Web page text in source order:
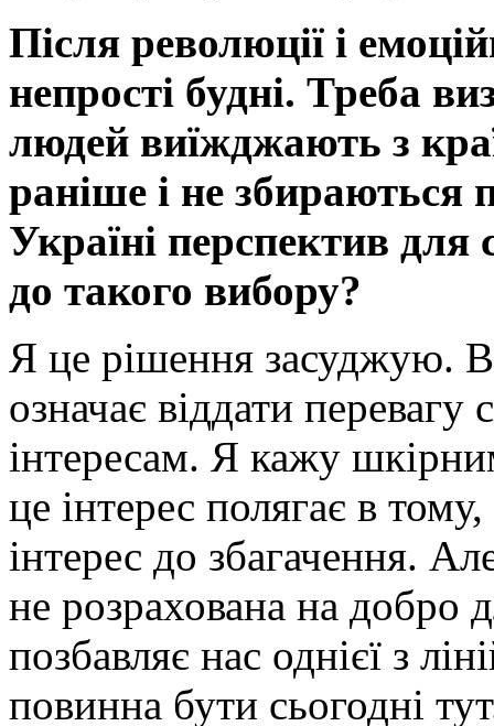
Після революції і
непрості будні. Треба
людей виїжджають з
раніше і не збираються
Україні перспектив для
до такого вибору?
Я це рішення засуджую.
означає віддати
інтересам. Я кажу
це інтерес полягає в
інтерес до збагачення.
не розрахована на добро
позбавляє нас однієї з
повинна бути сьогодні